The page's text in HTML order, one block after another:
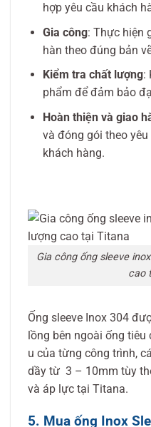
hợp yêu cầu khách
Gia công: Thực hiện
hàn theo đúng bản
Kiểm tra chất lượng:
phẩm để đảm bảo
Hoàn thiện và giao
và đóng gói theo
khách hàng.
Gia công ống sleeve
cao
Ố​ng sleeve Inox 304
lồng bên ngoài ống tiêu
u của​ từng​ cô​ng trình,
dầ​y từ​ 3 – 10mm tùy​
và​ á​p lự​c tại Titana.
5. Mua ống Inox